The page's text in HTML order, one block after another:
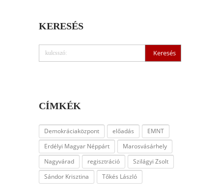
KERESÉS
CÍMKÉK
Demokráciaközpont előadás
EMNT
Erdélyi Magyar Néppárt
Marosvásárhely
Nagyvárad
regisztráció
Szilágyi Zsolt
Sándor Krisztina
Tőkés László